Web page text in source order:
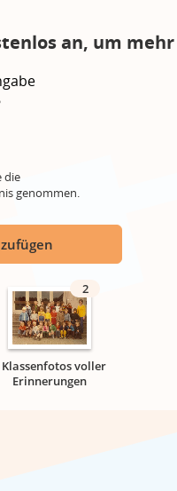
an, um
die
genommen.
2
Klassenfotos voller
Erinnerungen